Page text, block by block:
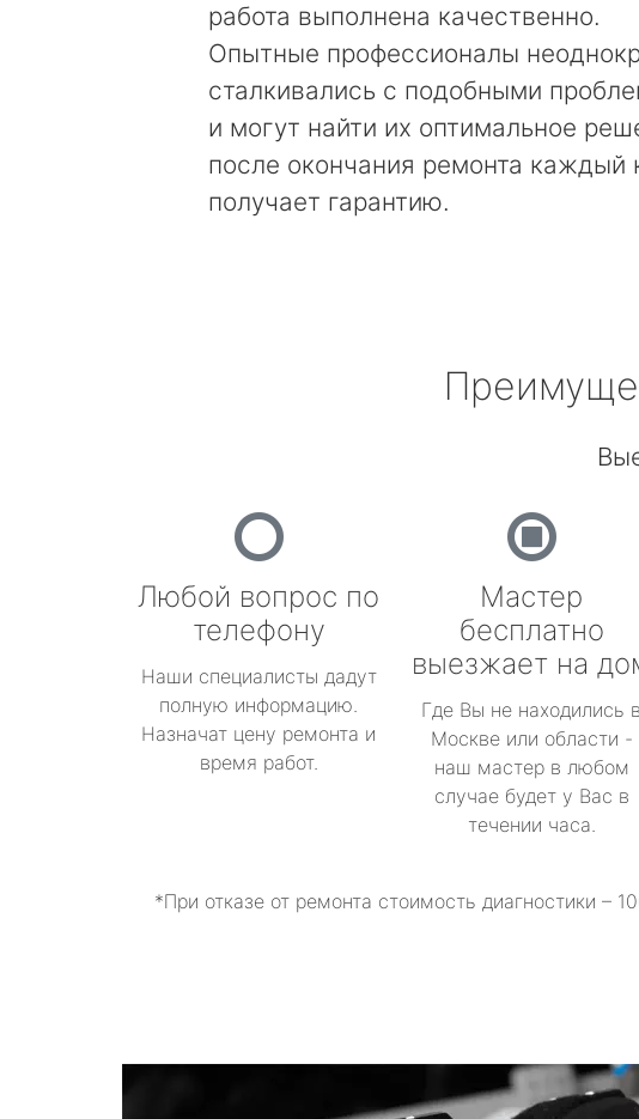
работа выполнена качественно.
Опытные профессионалы
сталкивались с подобными
и могут найти их оптимальное
после окончания ремонта каждый
получает гарантию.
Любой вопрос по
телефону
Наши специалисты дадут
полную информацию.
Назначат цену ремонта и
время работ.
Мастер
бесплатно
выезжает на
Где Вы не находились в
Москве или области -
наш мастер в любом
случае будет у Вас в
течении часа.
*При отказе от ремонта стоимость диагностики –